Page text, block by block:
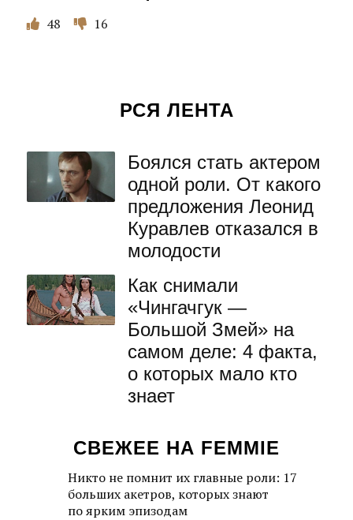
48 16
РСЯ ЛЕНТА
Боялся стать актером
одной роли. От какого
предложения Леонид
Куравлев отказался в
молодости
Как снимали
«Чингачгук —
Большой Змей» на
самом деле: 4 факта,
о которых мало кто
знает
СВЕЖЕЕ НА FEMMIE
Никто не помнит их главные роли: 17
больших акетров, которых знают
по ярким эпизодам